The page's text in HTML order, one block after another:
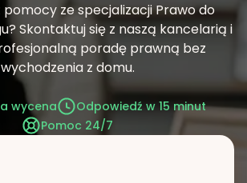
pomocy ze specjalizacji Prawo do
Skontaktuj się z naszą kancelarią i
poradę prawną bez
wychodzenia z domu.
wycena
Odpowiedź w 15 minut
Pomoc 24/7